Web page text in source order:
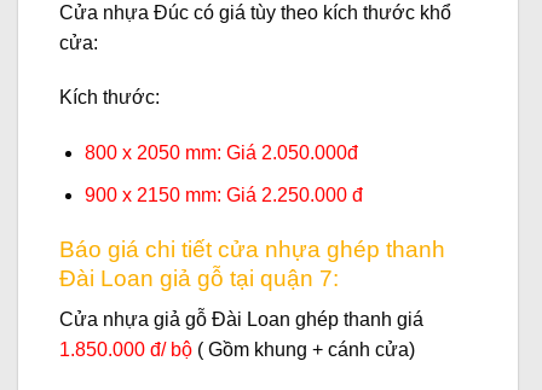
Cửa nhựa Đúc có giá tùy theo kích thước khổ
cửa:
Kích thước:
800 x 2050 mm: Giá 2.050.000đ
900 x 2150 mm: Giá 2.250.000 đ
Báo giá chi tiết cửa nhựa ghép thanh
Đài Loan giả gỗ tại quận 7:
Cửa nhựa giả gỗ Đài Loan ghép thanh giá
1.850.000 đ/ bộ ( Gồm khung + cánh cửa)